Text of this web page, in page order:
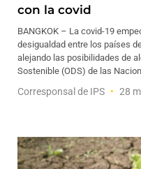
con la covid
BANGKOK – La covid-19
desigualdad entre los países
alejando las posibilidades de
Sostenible (ODS) de las
Corresponsal de IPS 28